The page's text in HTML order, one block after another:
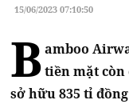
15/06/2023 07:10:50
B amboo
tiền mặt
sở hữu 835 tỉ